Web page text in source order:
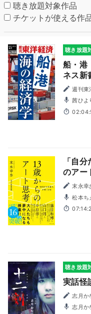
聴き放題対象作品
チケットが使える作
聴き放題
船・
ネス
週刊東
茜ひよ
「自
のアー
末永幸
松本ちえ（朗読）, 小柴大始, 田口祥, 雪深山福子, 天野裕
子, 茜ひ
聴き放題
実話怪
志月か
志月か